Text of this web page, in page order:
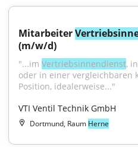
Mitarbeiter
(m/w/d)
"...im Vertriebsinnendienst,
oder in einer vergleichbaren
Position, idealerweise..."
VTI Ventil Technik GmbH
Dortmund, Raum Herne